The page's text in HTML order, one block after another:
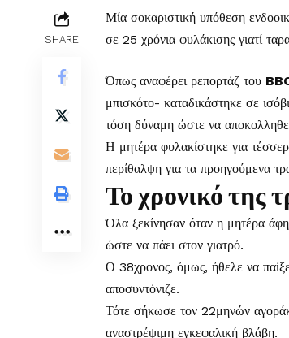
SHARE
Μία σοκαριστική υπόθεση
σε 25 χρόνια φυλάκισης γιατί
Όπως αναφέρει ρεπορτάζ του
μπισκότο- καταδικάστηκε σε
τόση δύναμη ώστε να
Η μητέρα φυλακίστηκε για
περίθαλψη για τα προηγούμενα
Το χρονικό της
Όλα ξεκίνησαν όταν η μητέρα
ώστε να πάει στον γιατρό.
Ο 38χρονος, όμως, ήθελε να
αποσυντόνιζε.
Τότε σήκωσε τον 22μηνών
αναστρέψιμη εγκεφαλική βλάβη.